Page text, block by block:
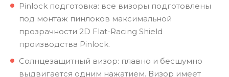
Pinlock подготовка: все визоры подготовлены
под монтаж пинлоков максимальной
прозрачности 2D Flat-Racing Shield
производства Pinlock.
Солнцезащитный визор: плавно и бесшумно
выдвигается одним нажатием. Визор имеет